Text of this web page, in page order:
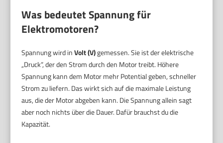
Was bedeutet Spannung für
Elektromotoren?
Spannung wird inVolt (V)gemessen. Sie ist der elektrische
„Druck“, der den Strom durch den Motor treibt. Höhere
Spannung kann dem Motor mehr Potential geben, schneller
Strom zu liefern. Das wirkt sich auf die maximale Leistung
aus, die der Motor abgeben kann. Die Spannung allein sagt
aber noch nichts über die Dauer. Dafür brauchst du die
Kapazität.